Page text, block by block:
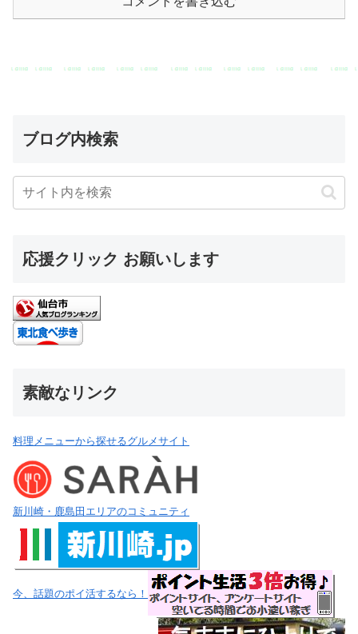
ブログ内検索
応援クリック お願いします
素敵なリンク
料理メニューから探せるグルメサイト
新川崎・鹿島田エリアのコミュニティ
今、話題のポイ活するなら！